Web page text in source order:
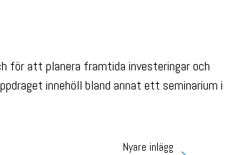
för att planera framtida investeringar och
innehöll bland annat ett seminarium i
Nyare inlägg